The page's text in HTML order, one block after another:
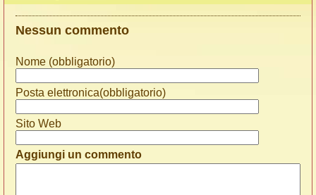
Nessun commento
Nome (obbligatorio)
Posta elettronica(obbligatorio)
Sito Web
Aggiungi un commento